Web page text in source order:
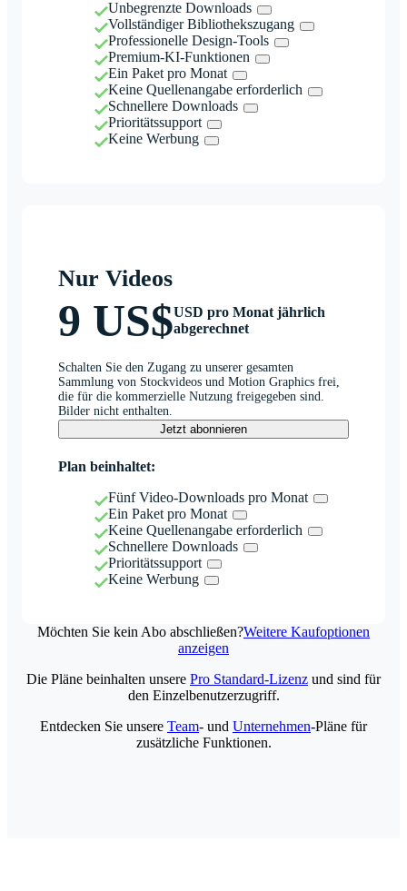
Unbegrenzte Downloads
Vollständiger Bibliothekszugang
Professionelle Design-Tools
Premium-KI-Funktionen
Ein Paket pro Monat
Keine Quellenangabe erforderlich
Schnellere Downloads
Prioritätssupport
Keine Werbung
Nur Videos
9 US$USD pro Monat jährlich
abgerechnet
Schalten Sie den Zugang zu unserer gesamten
Sammlung von Stockvideos und Motion Graphics frei,
die für die kommerzielle Nutzung freigegeben sind.
Bilder nicht enthalten.
Jetzt abonnieren
Plan beinhaltet:
Fünf Video-Downloads pro Monat
Ein Paket pro Monat
Keine Quellenangabe erforderlich
Schnellere Downloads
Prioritätssupport
Keine Werbung
Möchten Sie kein Abo abschließen?Weitere Kaufoptionen
anzeigen
Die Pläne beinhalten unsere Pro Standard-Lizenz und sind für
den Einzelbenutzerzugriff.
Entdecken Sie unsere Team- und Unternehmen-Pläne für
zusätzliche Funktionen.